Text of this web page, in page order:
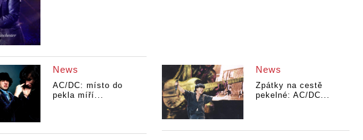
News
AC/DC: místo do
pekla míří...
News
Zpátky na cestě
pekelné: AC/DC...